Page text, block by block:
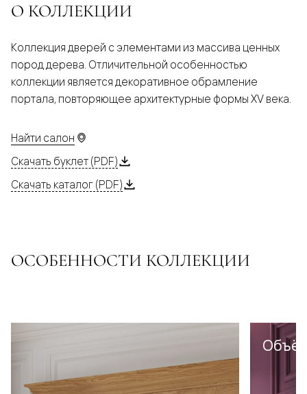
О КОЛЛЕКЦИИ
Коллекция дверей с элементами из массива ценных
пород дерева. Отличительной особенностью
коллекции является декоративное обрамление
портала, повторяющее архитектурные формы XV века.
Найти салон
Скачать буклет (PDF)
Скачать каталог (PDF)
ОСОБЕННОСТИ КОЛЛЕКЦИИ